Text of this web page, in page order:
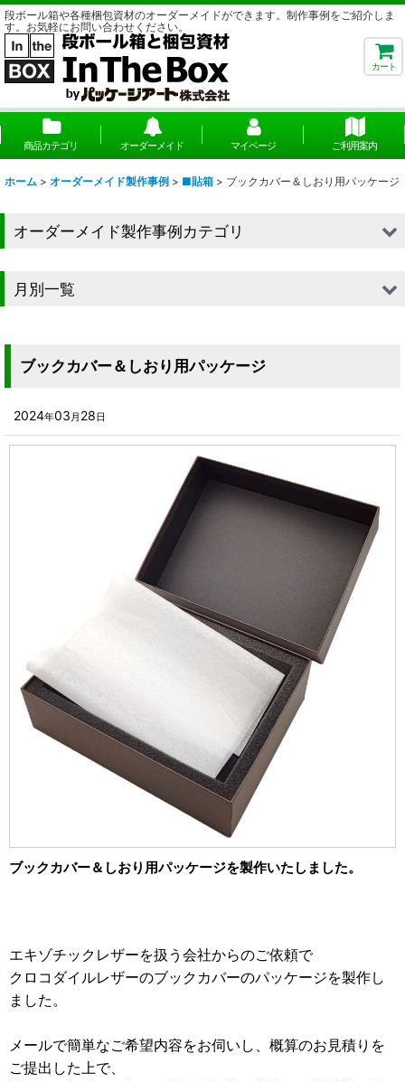
段ボール箱や各種梱包資材のオーダーメイドができます。制作事例をご紹介しま
す。お気軽にお問い合わせください。
カート
商品カテゴリ オーダーメイド マイページ ご利用案内
ホーム > オーダーメイド製作事例 > ■貼箱 > ブックカバー＆しおり用パッケージ
ブックカバー＆しおり用パッケージ
2024年03 月 28日
ブックカバー＆しおり用パッケージを製作いたしました。
エキゾチックレザーを扱う会社からのご依頼で
クロコダイルレザーのブックカバーのパッケージを製作し
ました。
メールで簡単なご希望内容をお伺いし、概算のお見積りを
ご提出した上で、
オーダーメイド製作事例カテゴリ
■段ボール（箱以外）
■組箱
■その他箱・ケース
■袋
■気泡緩衝材・ミラーマット
■その他発泡材・緩衝材
瓶・缶・ボトル用
スポーツ・アウトドア・健康用
靴・衣類・アパレル小物用
食品・食材用
記録メディア用（USBほか）
産業・電化製品用
ノベルティ
月別一覧
2025年
2023年
2016年
2015年
2011年